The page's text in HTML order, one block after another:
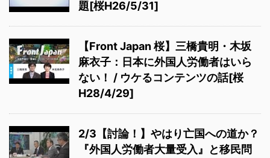
題[桜H26/5/31]
【Front Japan 桜】三橋貴明・木坂
麻衣子：日本に外国人労働者はいら
ない！ / ウケるコンテンツの話[桜
H28/4/29]
2/3【討論！】やはり亡国への道か？
『外国人労働者大量受入』と移民問